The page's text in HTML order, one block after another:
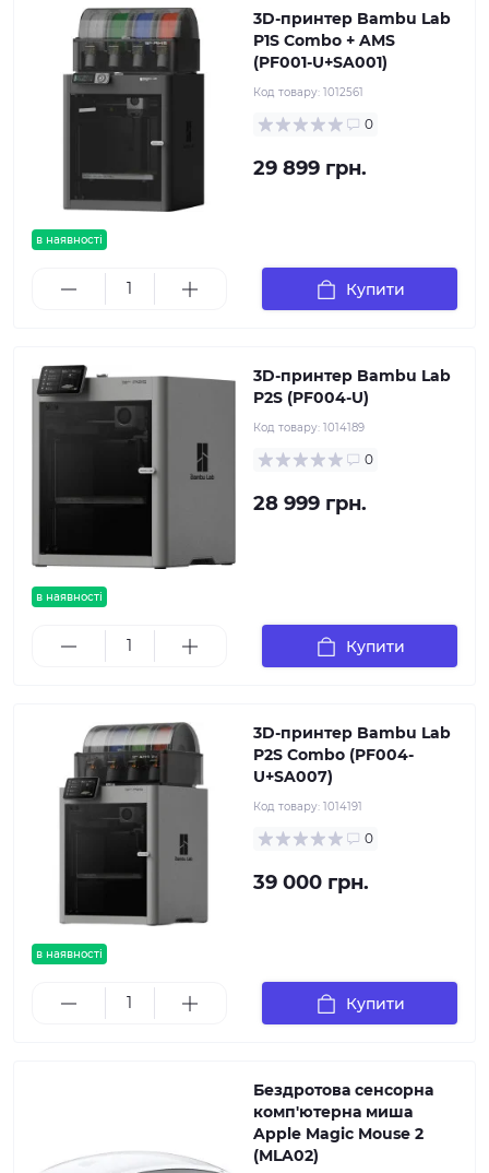
в наявності
3D-принтер Bambu Lab
P1S Combo + AMS
(PF001-U+SA001)
Код товару: 1012561
0
29 899 грн.
Купити
в наявності
3D-принтер Bambu Lab
P2S (PF004-U)
Код товару: 1014189
0
28 999 грн.
Купити
в наявності
3D-принтер Bambu Lab
P2S Combo (PF004-
U+SA007)
Код товару: 1014191
0
39 000 грн.
Купити
Бездротова сенсорна
комп'ютерна миша
Apple Magic Mouse 2
(MLA02)